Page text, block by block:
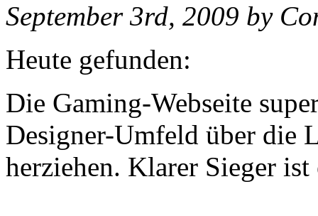
September 3rd, 2009 by
Heute gefunden:
Die Gaming-Webseite
Designer-Umfeld über die
herziehen. Klarer Sieger